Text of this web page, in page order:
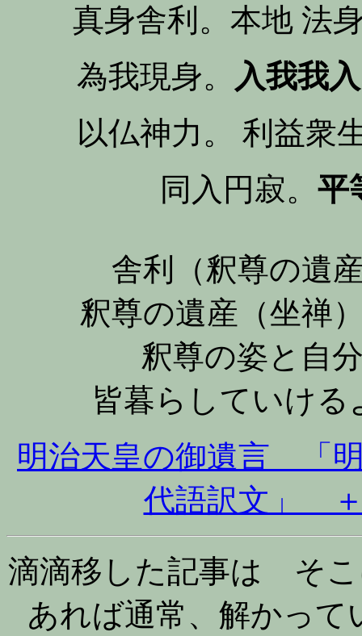
真身舎利。本地 法
為我現身。
入我我入
以仏神力。 利益衆
同入円寂。 平
舎利（釈尊の遺
釈尊の遺産（坐禅
釈尊の姿と自
皆暮らしていけ
明治天皇の御遺言 「
代語訳文」
滴滴移した記事は そこ
あれば通常、解かっ